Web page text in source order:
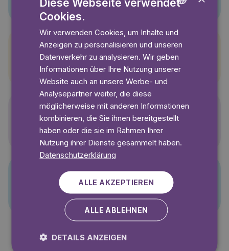
Pettersson und Findus
Polly Pocket
PJ Masks
GERMAN
Cookies.
Wir verwenden Cookies, um Inhalte und
Anzeigen zu personalisieren und unseren
Datenverkehr zu analysieren. Wir geben
Informationen über Ihre Nutzung unserer
Website auch an unsere Werbe- und
Analysepartner weiter, die diese
möglicherweise mit anderen Informationen
kombinieren, die Sie ihnen bereitgestellt
haben oder die sie im Rahmen Ihrer
Nutzung ihrer Dienste gesammelt haben.
Datenschutzerklärung
ALLE AKZEPTIEREN
ALLE ABLEHNEN
DETAILS ANZEIGEN